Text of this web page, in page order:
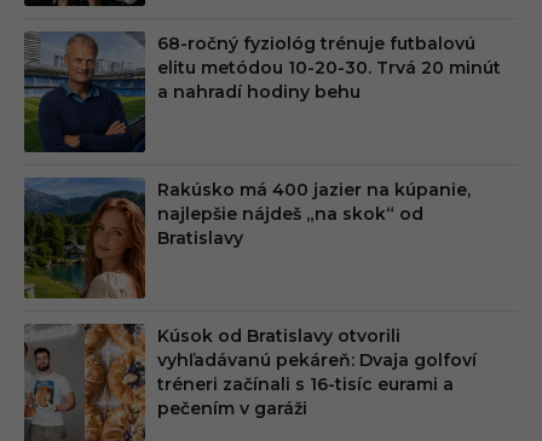
68-ročný fyziológ trénuje futbalovú
elitu metódou 10-20-30. Trvá 20 minút
a nahradí hodiny behu
Rakúsko má 400 jazier na kúpanie,
najlepšie nájdeš „na skok“ od
Bratislavy
Kúsok od Bratislavy otvorili
vyhľadávanú pekáreň: Dvaja golfoví
tréneri začínali s 16-tisíc eurami a
pečením v garáži